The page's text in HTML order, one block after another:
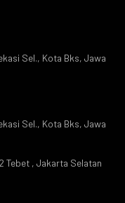
Sel., Kota Bks, Jawa
Sel., Kota Bks, Jawa
Tebet , Jakarta Selatan